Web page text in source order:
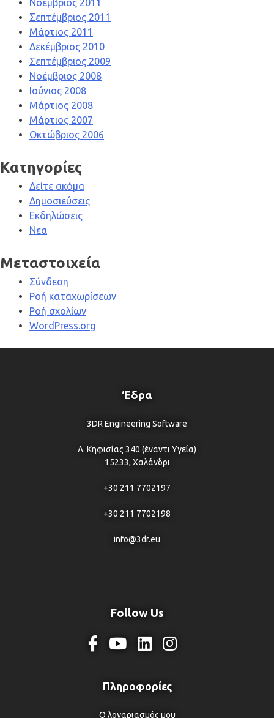
Νοέμβριος 2011
Σεπτέμβριος 2011
Μάρτιος 2011
Δεκέμβριος 2010
Σεπτέμβριος 2009
Νοέμβριος 2008
Ιούνιος 2008
Μάρτιος 2008
Μάρτιος 2007
Οκτώβριος 2006
Kατηγορίες
Δείτε ακόμα
Δημοσιεύσεις
Εκδηλώσεις
Νεα
Μεταστοιχεία
Σύνδεση
Ροή καταχωρίσεων
Ροή σχολίων
WordPress.org
Έδρα
3DR Engineering Software
Λ. Κηφισίας 340 (έναντι Υγεία)
15233, Χαλάνδρι
+30 211 7702197
+30 211 7702198
info@3dr.eu
Follow Us
Ο λογαριασμός μου